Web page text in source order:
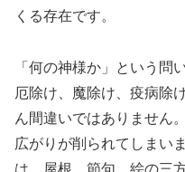
くる存在です。
「何の神様か」という問
厄除け、魔除け、疫病除
ん間違いではありません
広がりが削られてしまい
は、屋根、節句、絵の三